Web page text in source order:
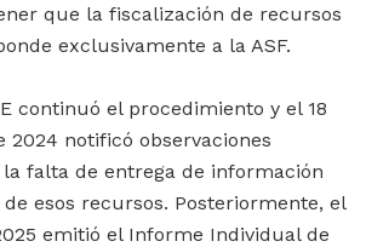
que la fiscalización de recursos
exclusivamente a la ASF.
continuó el procedimiento y el 18
2024 notificó observaciones
falta de entrega de información
esos recursos. Posteriormente, el
emitió el Informe Individual de